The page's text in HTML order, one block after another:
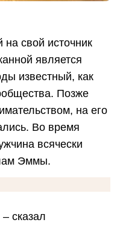
свой источник
является
известный, как
Позже
на его
Во время
всячески
Эммы.
сказал